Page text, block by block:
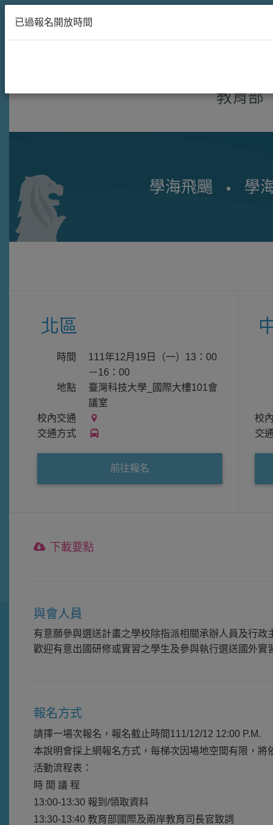
教育部
學海飛颺 學
北區
時間
111年12月19日（一）13：00
－16：00
地點
臺灣科技大學_國際大樓101會
議室
校內交通
交通方式
前往報名
校
交
下載要點
與會人員
有意願參與選送計畫之學校除指派相關承辦人員及行
歡迎有意出國研修或實習之學生及參與執行選送國外實
報名方式
請擇一場次報名，報名截止時間111/12/12 12:00 P.M.
本說明會採上網報名方式，每梯次因場地空間有限，
活動流程表：
時 間 議 程
13:00-13:30 報到/領取資料
13:30-13:40 教育部國際及兩岸教育司長官致詞
已過報名開放時間